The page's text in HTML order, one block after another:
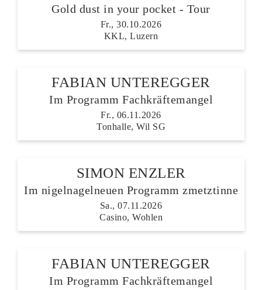
Gold dust in your pocket - Tour
Fr., 30.10.2026
KKL, Luzern
FABIAN UNTEREGGER
Im Programm Fachkräftemangel
Fr., 06.11.2026
Tonhalle, Wil SG
SIMON ENZLER
Im nigelnagelneuen Programm zmetztinne
Sa., 07.11.2026
Casino, Wohlen
FABIAN UNTEREGGER
Im Programm Fachkräftemangel